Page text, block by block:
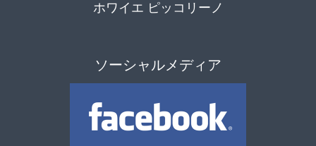
ホワイエ ピッコリーノ
ソーシャルメディア